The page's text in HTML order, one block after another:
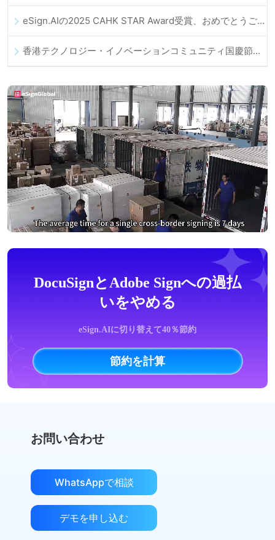
eSign.AIの2025 CAHK STAR Award受賞、おめでとうございます！
香港テクノロジー・イノベーションコミュニティ国慶節ディナー
DocuSignとAdobe Signへの過払
いをやめる
eSign.AIに切り替えて40％節約
節約を計算
お問い合わせ
WhatsAppで相談
デモを申し込む